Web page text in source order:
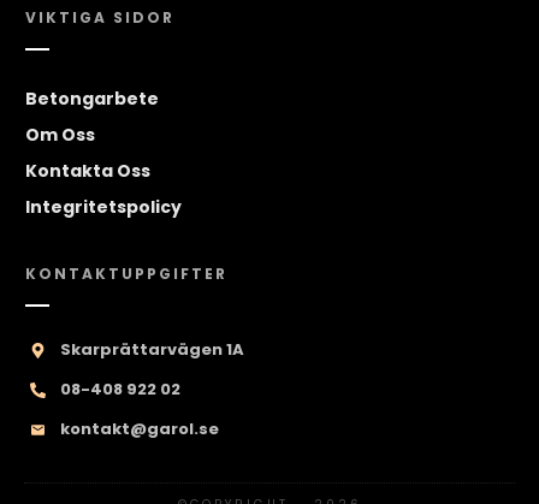
VIKTIGA SIDOR
Betongarbete
Om Oss
Kontakta Oss
Integritetspolicy
KONTAKTUPPGIFTER
Skarprättarvägen 1A
08-408 922 02
kontakt@garol.se